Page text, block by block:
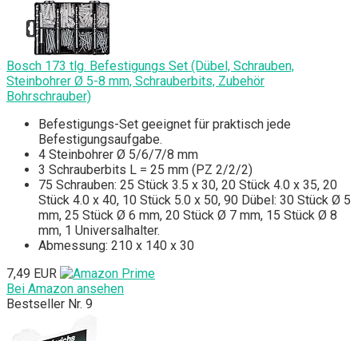
Bosch 173 tlg. Befestigungs Set (Dübel, Schrauben,
Steinbohrer Ø 5-8 mm, Schrauberbits, Zubehör
Bohrschrauber)
Befestigungs-Set geeignet für praktisch jede
Befestigungsaufgabe.
4 Steinbohrer Ø 5/6/7/8 mm
3 Schrauberbits L = 25 mm (PZ 2/2/2)
75 Schrauben: 25 Stück 3.5 x 30, 20 Stück 4.0 x 35, 20
Stück 4.0 x 40, 10 Stück 5.0 x 50, 90 Dübel: 30 Stück Ø 5
mm, 25 Stück Ø 6 mm, 20 Stück Ø 7 mm, 15 Stück Ø 8
mm, 1 Universalhalter.
Abmessung: 210 x 140 x 30
7,49 EUR
Bei Amazon ansehen
Bestseller Nr. 9